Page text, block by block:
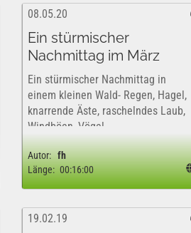
08.05.20
Ein stürmischer
Nachmittag im März
Ein stürmischer Nachmittag in
einem kleinen Wald- Regen, Hagel,
knarrende Äste, raschelndes Laub,
Windböen, Vögel.
Autor: fh
Länge: 00:16:00
19.02.19